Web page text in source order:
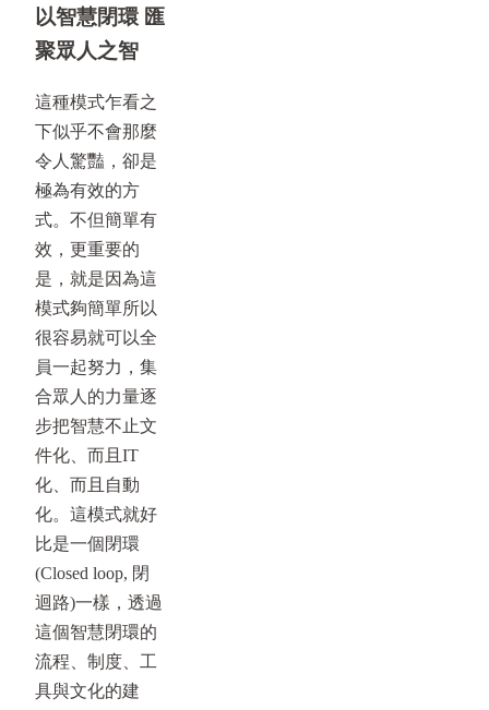
以智慧閉環 匯
聚眾人之智
這種模式乍看之
下似乎不會那麼
令人驚豔，卻是
極為有效的方
式。不但簡單有
效，更重要的
是，就是因為這
模式夠簡單所以
很容易就可以全
員一起努力，集
合眾人的力量逐
步把智慧不止文
件化、而且IT
化、而且自動
化。這模式就好
比是一個閉環
(Closed loop, 閉
迴路)一樣，透過
這個智慧閉環的
流程、制度、工
具與文化的建